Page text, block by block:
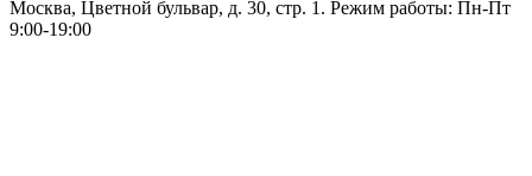
Москва, Цветной бульвар, д. 30, стр. 1. Режим работы: Пн-Пт
9:00-19:00